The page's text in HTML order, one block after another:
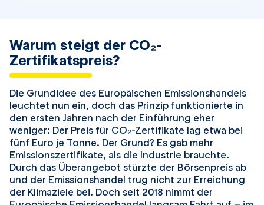
Warum steigt der CO₂-
Zertifikatspreis?
Die Grundidee des Europäischen Emissionshandels
leuchtet nun ein, doch das Prinzip funktionierte in
den ersten Jahren nach der Einführung eher
weniger: Der Preis für CO2-Zertifikate lag etwa bei
fünf Euro je Tonne. Der Grund? Es gab mehr
Emissionszertifikate, als die Industrie brauchte.
Durch das Überangebot stürzte der Börsenpreis ab
und der Emissionshandel trug nicht zur Erreichung
der Klimaziele bei. Doch seit 2018 nimmt der